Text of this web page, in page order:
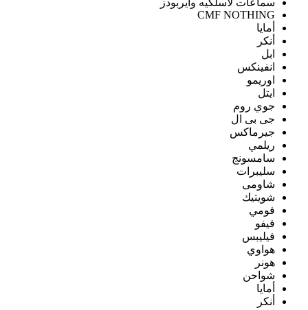
سماعات لاسلكيه وايربودز
CMF NOTHING
أمايا
أنكر
ابل
انفينكس
اوريمو
ايتل
جوي روم
جى بى ال
جيرماكس
ريلمي
سامسونج
سليبرات
شاومى
شويتيك
فومي
فيفو
فيليبس
هواوي
هونر
شواحن
أمايا
أنكر